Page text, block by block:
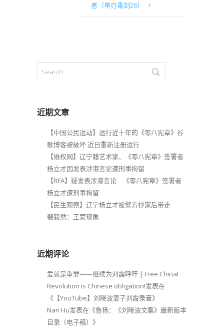
者（单刃毒剑26）
近期文章
【中国公民运动】运行近十年的《零八宪章》谷
歌博客被破坏 近日重新注册运行
【维权网】辽宁籍艺术家、《零八宪章》签署者
杨立才因发表涉港言论遭刑事拘留
【RFA】疑发表涉港言论 《零八宪章》签署者
杨立才遭刑事拘留
【民生观察】辽宁杨立才被警方抄家后带走
裴毅然：王蒙现象
近期评论
爱就是重罪——继续为刘霞呼吁 | Free China!
Revolution is Chinese obligation!发表在
《 【YouTube】刘晓波妻子刘霞录音》
Nan Hu发表在《鲁扬：《刘晓波文集》最新版本
目录（电子稿） 》